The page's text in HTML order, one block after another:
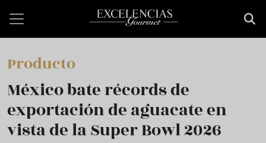
Producto
México bate récords de
exportación de aguacate en
vista de la Super Bowl 2026